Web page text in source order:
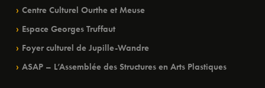
Centre Culturel Ourthe et Meuse
Espace Georges Truffaut
Foyer culturel de Jupille-Wandre
ASAP – L’Assemblée des Structures en Arts Plastiques